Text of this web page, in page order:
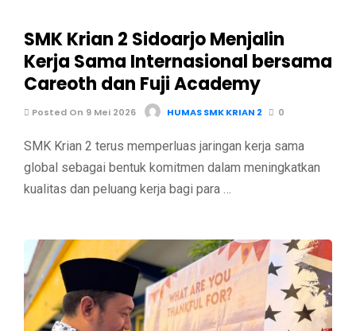
SMK Krian 2 Sidoarjo Menjalin
Kerja Sama Internasional bersama
Careoth dan Fuji Academy
Posted On 9 Mei 2026 HUMAS SMK KRIAN 2 0
SMK Krian 2 terus memperluas jaringan kerja sama
global sebagai bentuk komitmen dalam meningkatkan
kualitas dan peluang kerja bagi para …